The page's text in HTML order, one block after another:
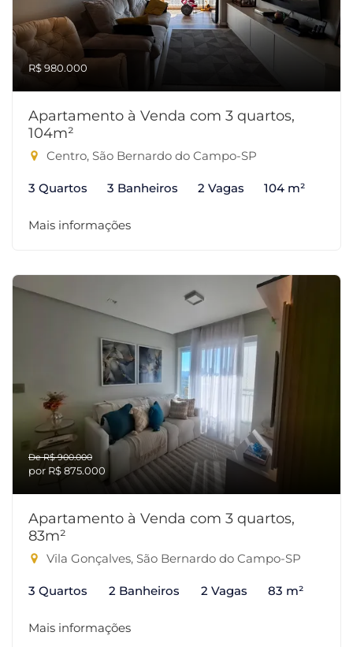
R$ 980.000
Apartamento à Venda com 3 quartos,
104m²
Centro, São Bernardo do Campo-SP
3 Quartos 3 Banheiros 2 Vagas 104 m²
Mais informações
De R$ 900.000
por R$ 875.000
Apartamento à Venda com 3 quartos,
83m²
Vila Gonçalves, São Bernardo do Campo-SP
3 Quartos 2 Banheiros 2 Vagas 83 m²
Mais informações